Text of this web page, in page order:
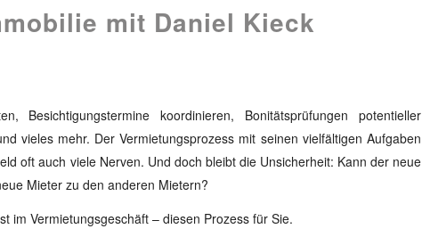
mit Daniel Kieck
Besichtigungstermine koordinieren, Bonitätsprüfungen potentieller
vieles mehr. Der Vermietungsprozess mit seinen vielfältigen Aufgaben
oft auch viele Nerven. Und doch bleibt die Unsicherheit: Kann der neue
Mieter zu den anderen Mietern?
im Vermietungsgeschäft – diesen Prozess für Sie.